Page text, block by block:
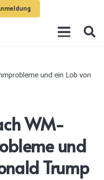
und ein Lob von
WM-
und
Trump